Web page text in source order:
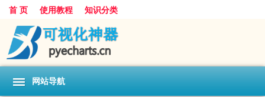
首 页 使用教程 知识分类
网站导航